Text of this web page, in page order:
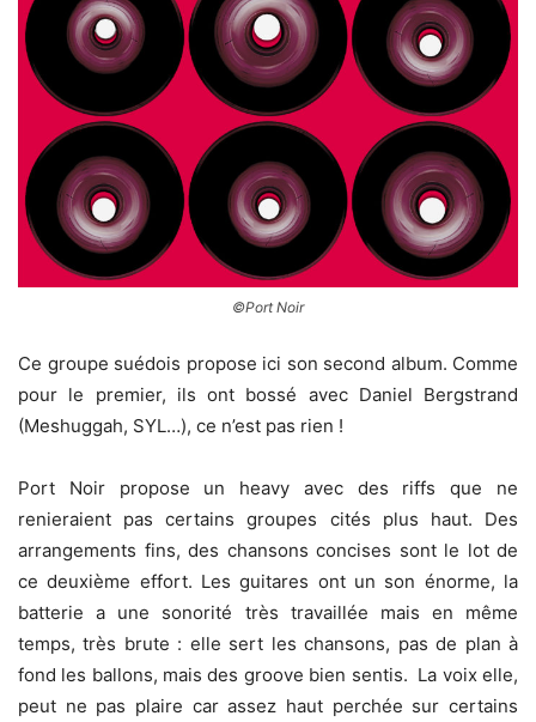
©Port Noir
Ce groupe suédois propose ici son second album. Comme
pour le premier, ils ont bossé avec Daniel Bergstrand
(Meshuggah, SYL…), ce n’est pas rien !
Port Noir propose un heavy avec des riffs que ne
renieraient pas certains groupes cités plus haut. Des
arrangements fins, des chansons concises sont le lot de
ce deuxième effort. Les guitares ont un son énorme, la
batterie a une sonorité très travaillée mais en même
temps, très brute : elle sert les chansons, pas de plan à
fond les ballons, mais des groove bien sentis. La voix elle,
peut ne pas plaire car assez haut perchée sur certains